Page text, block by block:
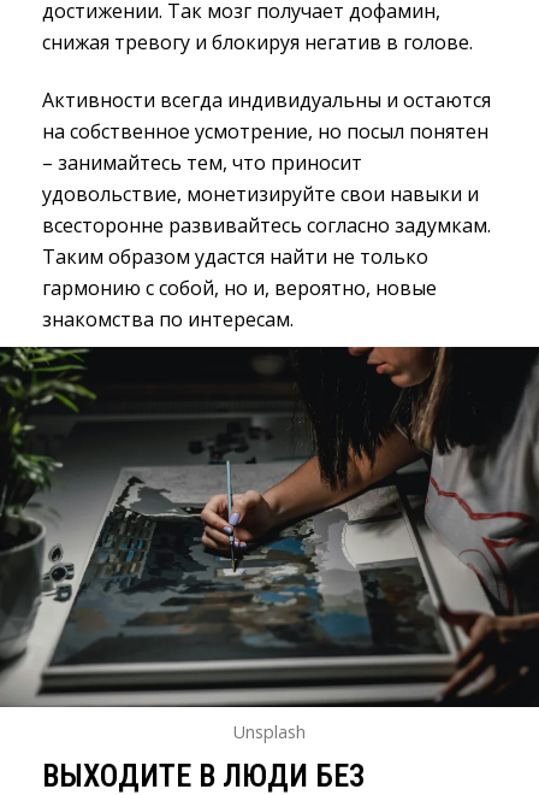
достижении. Так мозг получает дофамин,
снижая тревогу и блокируя негатив в голове.
Активности всегда индивидуальны и остаются
на собственное усмотрение, но посыл понятен
– занимайтесь тем, что приносит
удовольствие, монетизируйте свои навыки и
всесторонне развивайтесь согласно задумкам.
Таким образом удастся найти не только
гармонию с собой, но и, вероятно, новые
знакомства по интересам.
Unsplash
ВЫХОДИТЕ В ЛЮДИ БЕЗ